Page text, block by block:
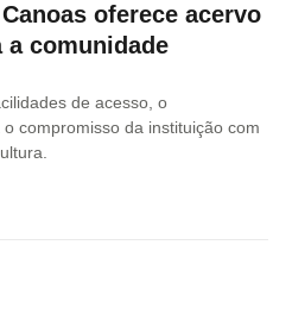
oferece acervo
comunidade
de acesso, o
compromisso da instituição com